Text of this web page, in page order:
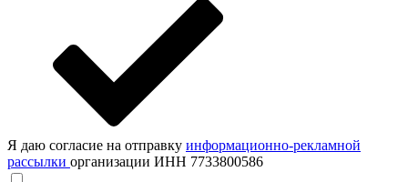
Я даю согласие на отправку информационно-рекламной
рассылки организации ИНН 7733800586